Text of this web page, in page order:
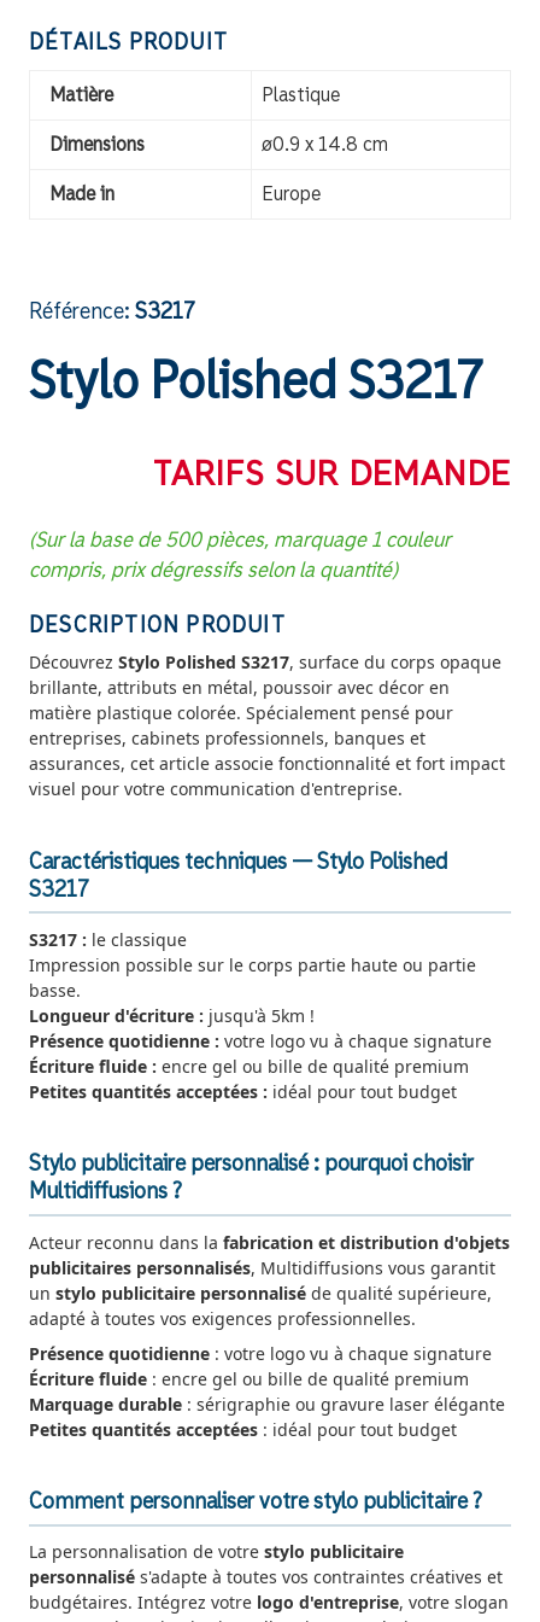
DÉTAILS PRODUIT
Matière Plastique
Dimensions ø0.9 x 14.8 cm
Made in Europe
Référence: S3217
Stylo Polished S3217
TARIFS SUR DEMANDE
(Sur la base de 500 pièces, marquage 1 couleur
compris, prix dégressifs selon la quantité)
DESCRIPTION PRODUIT
Découvrez Stylo Polished S3217, surface du corps opaque
brillante, attributs en métal, poussoir avec décor en
matière plastique colorée. Spécialement pensé pour
entreprises, cabinets professionnels, banques et
assurances, cet article associe fonctionnalité et fort impact
visuel pour votre communication d'entreprise.
Caractéristiques techniques — Stylo Polished
S3217
S3217 : le classique
Impression possible sur le corps partie haute ou partie
basse.
Longueur d'écriture : jusqu'à 5km !
Présence quotidienne : votre logo vu à chaque signature
Écriture fluide : encre gel ou bille de qualité premium
Petites quantités acceptées : idéal pour tout budget
Stylo publicitaire personnalisé : pourquoi choisir
Multidiffusions ?
Acteur reconnu dans la fabrication et distribution d'objets
publicitaires personnalisés, Multidiffusions vous garantit
un stylo publicitaire personnalisé de qualité supérieure,
adapté à toutes vos exigences professionnelles.
Présence quotidienne : votre logo vu à chaque signature
Écriture fluide : encre gel ou bille de qualité premium
Marquage durable : sérigraphie ou gravure laser élégante
Petites quantités acceptées : idéal pour tout budget
Comment personnaliser votre stylo publicitaire ?
La personnalisation de votre stylo publicitaire
personnalisé s'adapte à toutes vos contraintes créatives et
budgétaires. Intégrez votre logo d'entreprise, votre slogan